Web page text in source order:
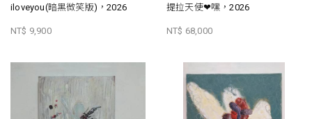
iloveyou(暗黑微笑版)，2026
NT$ 9,900
提拉天使❤嘿，2026
NT$ 68,000